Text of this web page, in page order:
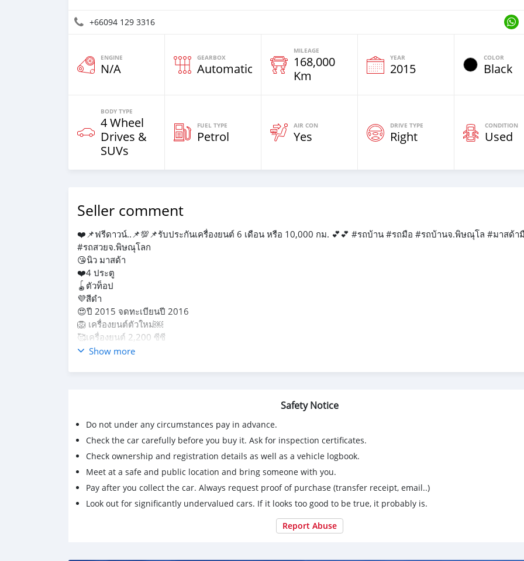
+66094 129 3316
ENGINE
N/A
GEARBOX
Automatic
MILEAGE
168,000
Km
YEAR
2015
COLOR
Black
BODY TYPE
4 Wheel
Drives &
SUVs
FUEL TYPE
Petrol
AIR CON
Yes
DRIVE TYPE
Right
CONDITION
Used
Seller comment
❤️📌ฟรีดาวน์..📌💯📌รับประกันเครื่องยนต์ 6 เดือน หรือ 10,000 กม. 💕💕 #รถบ้าน #รถมือ #รถบ้านจ.พิษณุโล #มาสด้า
#รถสวยจ.พิษณุโลก
😘นิว มาสด้า
❤️4 ประตู
🪀ตัวท็อป
💜สีดำ
😍ปี 2015 จดทะเบียนปี 2016
🦁 เครื่องยนต์ตัวใหม่￼
🥰เครื่องยนต์ 2,200 ซีซี
😆เกียร์ออโต้
❤️เชื้อเพลิงดีเซล
😍ชุดแต่งเต็ม
💋 เป็นตัวพิเศษแต่งโรงงาน
😁รถบ้านสวยเดิม
😁ไมล์วิ่งน้อย 80,000 กม.
😁ล้อแมกซ์ ยางใหม่
😝เข้า 0 ตลอด
💋หล่อสุดๆ
Show more
Safety Notice
Do not under any circumstances pay in advance.
Check the car carefully before you buy it. Ask for inspection certificates.
Check ownership and registration details as well as a vehicle logbook.
Meet at a safe and public location and bring someone with you.
Pay after you collect the car. Always request proof of purchase (transfer receipt, email..)
Look out for significantly undervalued cars. If it looks too good to be true, it probably is.
Report Abuse